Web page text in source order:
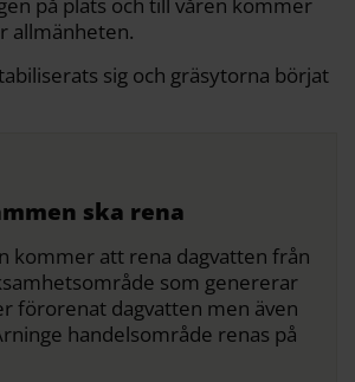
allmänheten.
sig och gräsytorna börjat
ska rena
kommer att rena dagvatten från
som genererar
förorenat dagvatte n men även
handelsområde renas på